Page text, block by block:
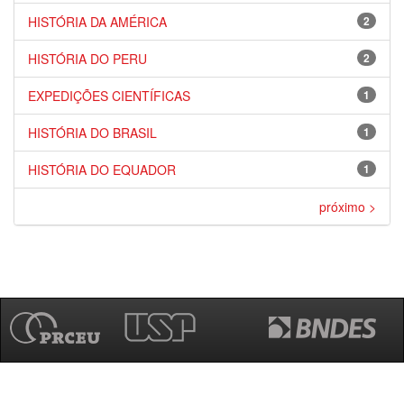
2
HISTÓRIA DA AMÉRICA
2
HISTÓRIA DO PERU
1
EXPEDIÇÕES CIENTÍFICAS
1
HISTÓRIA DO BRASIL
1
HISTÓRIA DO EQUADOR
próximo >